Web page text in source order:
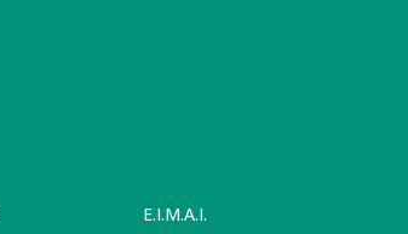
E.I.M.A.I.